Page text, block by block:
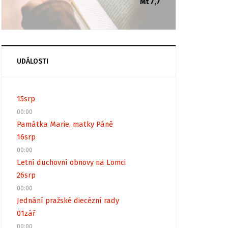
Mt 7,7
UDÁLOSTI
15srp
00:00
Památka Marie, matky Páně
16srp
00:00
Letní duchovní obnovy na Lomci
26srp
00:00
Jednání pražské diecézní rady
01zář
00:00